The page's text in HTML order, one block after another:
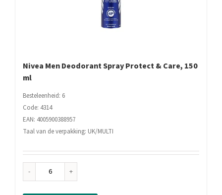
Nivea Men Deodorant Spray Protect & Care, 150
ml
Besteleenheid: 6
Code: 4314
EAN: 4005900388957
Taal van de verpakking: UK/MULTI
Nivea